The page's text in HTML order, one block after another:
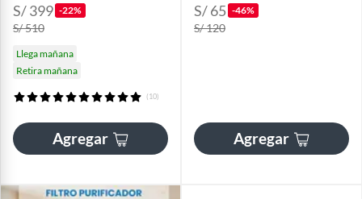
S/ 399 -22%
S/ 510
Llega mañana
Retira mañana
(10)
Agregar
S/ 65 -46%
S/ 120
Agregar